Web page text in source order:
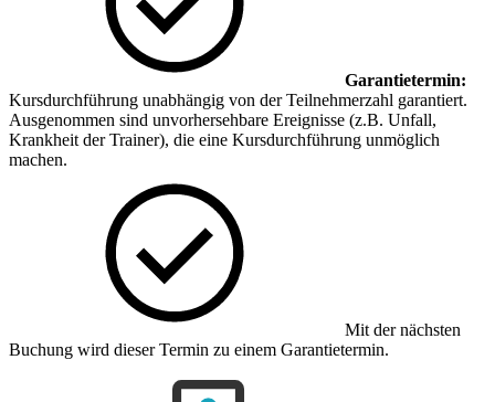
Garantietermin:
Kursdurchführung unabhängig von der Teilnehmerzahl garantiert.
Ausgenommen sind unvorhersehbare Ereignisse (z.B. Unfall,
Krankheit der Trainer), die eine Kursdurchführung unmöglich
machen.
Mit der nächsten
Buchung wird dieser Termin zu einem Garantietermin.